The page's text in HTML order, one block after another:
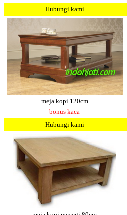
Hubungi kami
meja kopi 120cm
bonus kaca
Hubungi kami